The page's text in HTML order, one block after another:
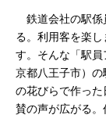
鉄道会社の駅係
る。利用客を楽
す。そんな「駅
京都八王子市）の
の花びらで作っ
賛の声が広がる。